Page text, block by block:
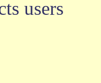
users